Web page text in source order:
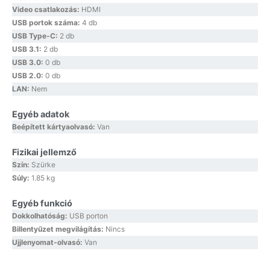
Video csatlakozás: HDMI
USB portok száma: 4 db
USB Type-C: 2 db
USB 3.1: 2 db
USB 3.0: 0 db
USB 2.0: 0 db
LAN: Nem
Egyéb adatok
Beépített kártyaolvasó: Van
Fizikai jellemző
Szín: Szürke
Súly: 1.85 kg
Egyéb funkció
Dokkolhatóság: USB porton
Billentyűzet megvilágítás: Nincs
Ujjlenyomat-olvasó: Van